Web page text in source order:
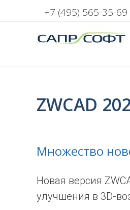
+7 (495) 565-35-69
ZWCAD
Множество
Новая версия
улучшения в 3D-